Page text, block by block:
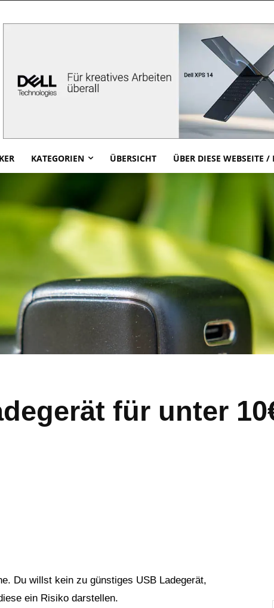
KATEGORIEN ÜBERSICHT ÜBER DIESE WEBSEITE /
für unter
Du willst kein zu günstiges USB Ladegerät,
ein Risiko darstellen.